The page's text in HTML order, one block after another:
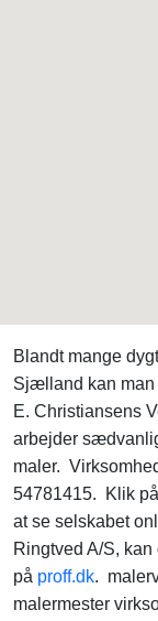
Blandt mange
Sjælland kan man
E. Christiansens
arbejder
maler.
54781415. Klik
at se selskabet
Ringtved A/S,
på proff.dk.
malermester